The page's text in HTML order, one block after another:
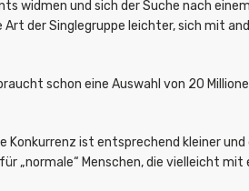
widmen und sich der Suche nach
der Singlegruppe leichter, sich mit
schon eine Auswahl von 20
Konkurrenz ist entsprechend kleiner und
„normale“ Menschen, die vielleicht mit